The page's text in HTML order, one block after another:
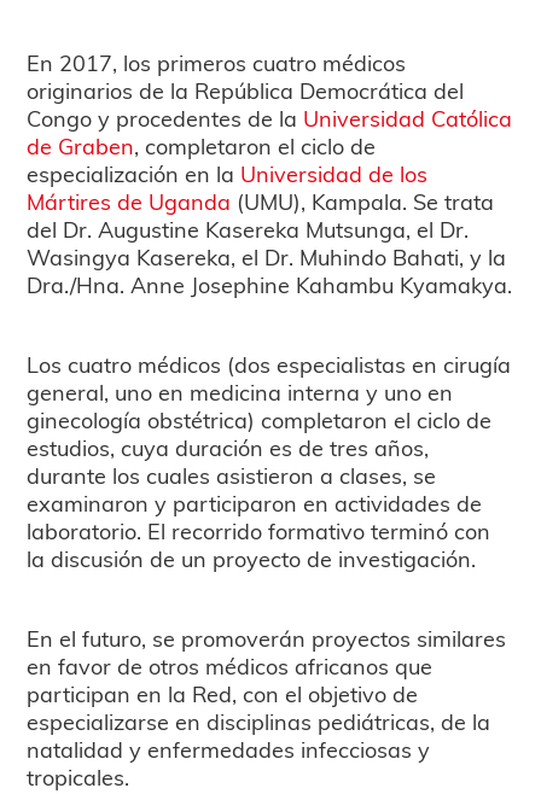
En 2017, los primeros cuatro médicos
originarios de la República Democrática del
Congo y procedentes de la Universidad Católica
de Graben, completaron el ciclo de
especialización en la Universidad de los
Mártires de Uganda (UMU), Kampala. Se trata
del Dr. Augustine Kasereka Mutsunga, el Dr.
Wasingya Kasereka, el Dr. Muhindo Bahati, y la
Dra./Hna. Anne Josephine Kahambu Kyamakya.
Los cuatro médicos (dos especialistas en cirugía
general, uno en medicina interna y uno en
ginecología obstétrica) completaron el ciclo de
estudios, cuya duración es de tres años,
durante los cuales asistieron a clases, se
examinaron y participaron en actividades de
laboratorio. El recorrido formativo terminó con
la discusión de un proyecto de investigación.
En el futuro, se promoverán proyectos similares
en favor de otros médicos africanos que
participan en la Red, con el objetivo de
especializarse en disciplinas pediátricas, de la
natalidad y enfermedades infecciosas y
tropicales.